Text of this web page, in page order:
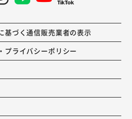
基づく通信販売業者の表示
プライバシーポリシー